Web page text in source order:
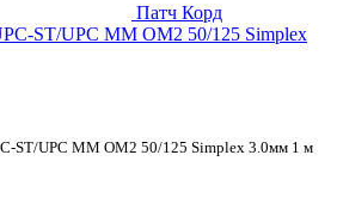
Патч Корд
ST/UPC MM OM2 50/125 Simplex
ST/UPC MM OM2 50/125 Simplex 3.0мм 1 м